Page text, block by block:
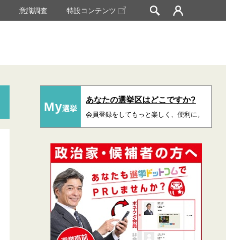
意識調査 特設コンテンツ
My選挙
あなたの選挙区はどこですか?
会員登録をしてもっと楽しく、便利に。